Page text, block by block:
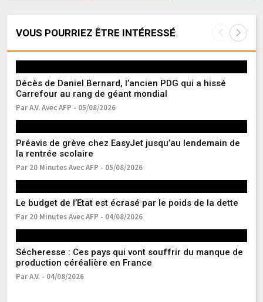
VOUS POURRIEZ ÊTRE INTÉRESSÉ
Décès de Daniel Bernard, l’ancien PDG qui a hissé
Carrefour au rang de géant mondial
Par A.V. Avec AFP - 05/08/2026
Préavis de grève chez EasyJet jusqu’au lendemain de
la rentrée scolaire
Par 20 Minutes Avec AFP - 05/08/2026
Le budget de l’Etat est écrasé par le poids de la dette
Par 20 Minutes Avec AFP - 04/08/2026
Sécheresse : Ces pays qui vont souffrir du manque de
production céréalière en France
Par A.V. - 04/08/2026